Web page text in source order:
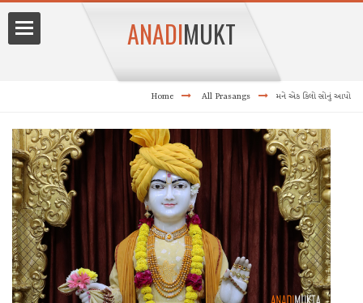
ANADIMUKT
Home All Prasangs મને એક કિલો સોનું આપો